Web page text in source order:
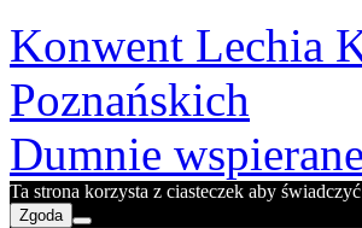
Konwent Lechia
Poznańskich
Dumnie
Ta strona korzysta z ciasteczek aby
Zgoda